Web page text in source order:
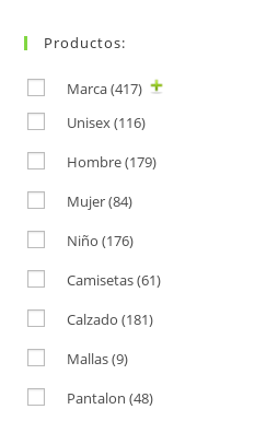
Productos:
Marca(417)
Unisex (116)
Hombre(179)
Mujer(84)
Niño (176)
Camisetas(61)
Calzado (181)
Mallas(9)
Pantalon (48)